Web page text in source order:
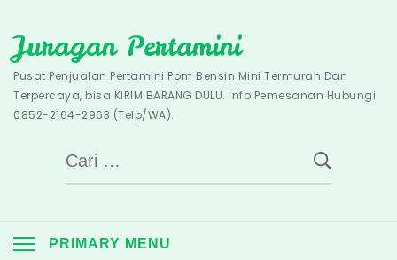
to
content
Juragan Pertamini
Pusat Penjualan Pertamini Pom Bensin Mini Termurah Dan
Terpercaya, bisa KIRIM BARANG DULU. Info Pemesanan Hubungi
0852-2164-2963 (Telp/WA).
Cari
untuk:
PRIMARY MENU